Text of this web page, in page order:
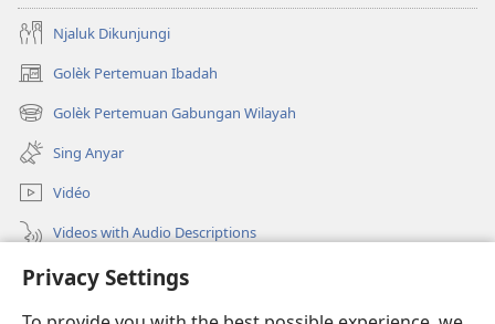
Privacy Settings
Njaluk Dikunjungi
Golèk Pertemuan Ibadah
(opens
new
window)
Golèk Pertemuan Gabungan Wilayah
(opens
new
window)
Sing Anyar
Vidéo
Videos with Audio Descriptions
Golèk JW.ORG